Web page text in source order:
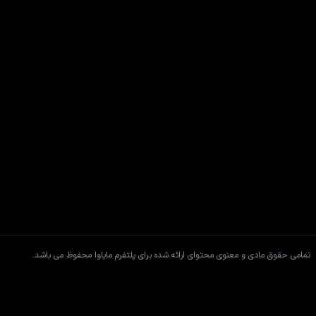
تمامی حقوق مادی و معنوی محتوای ارائه شده برای پلتفرم مایاوا محفوظ می باشد.